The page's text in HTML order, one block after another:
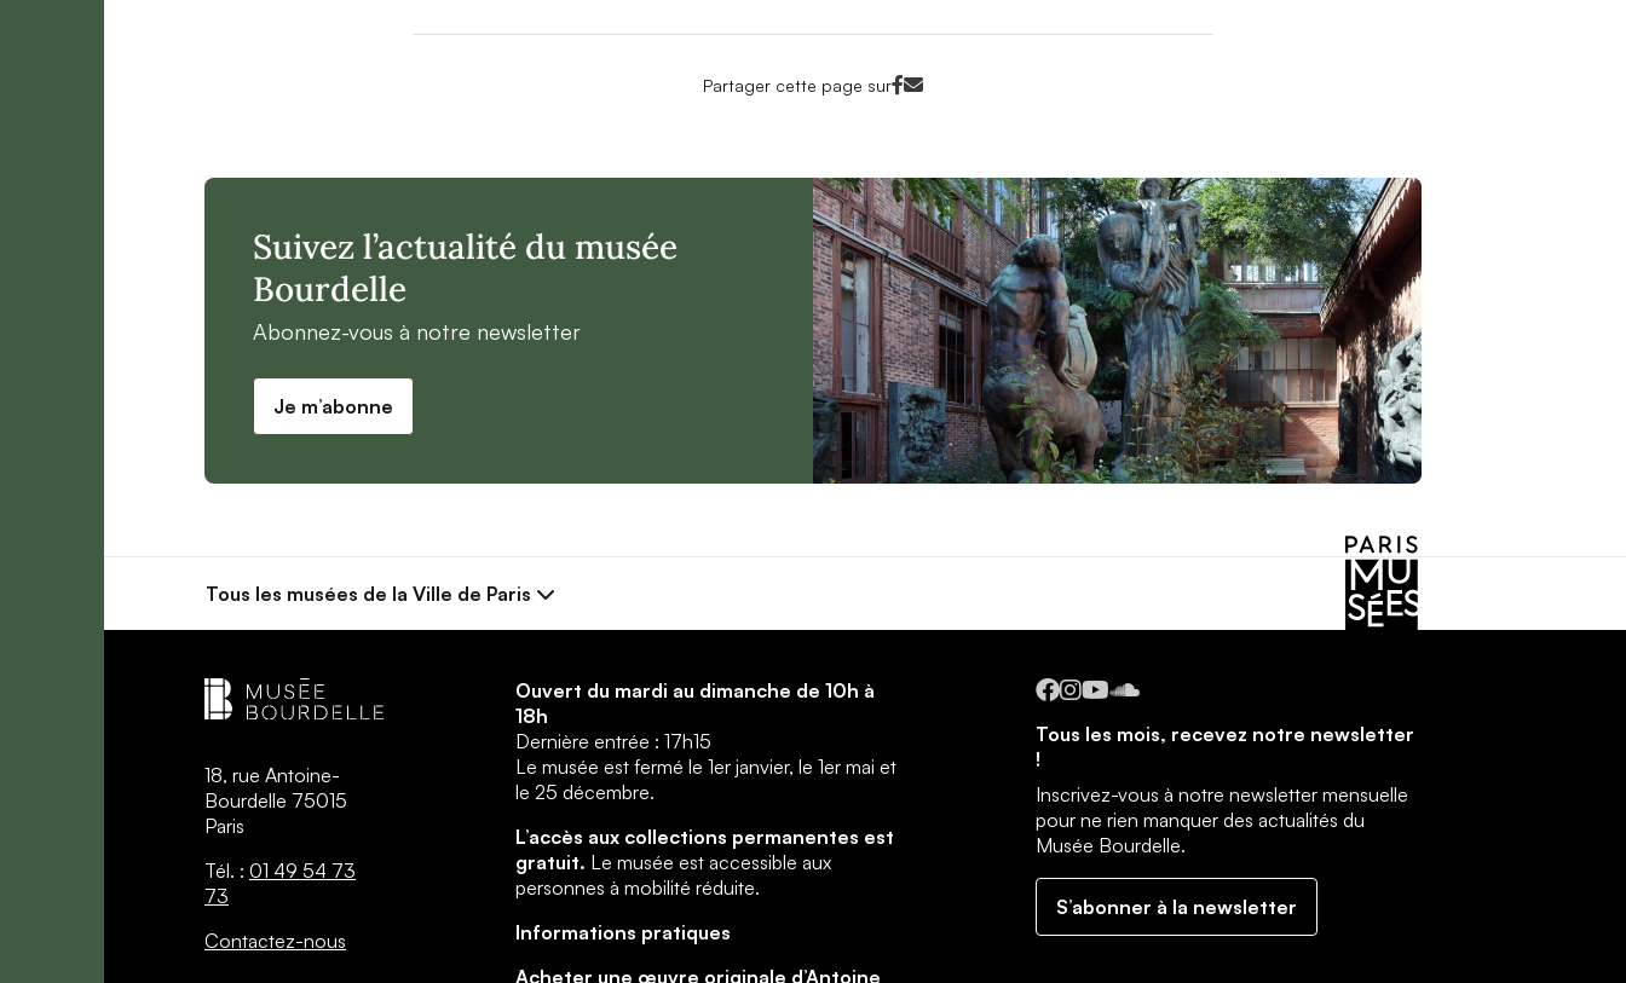
Partager cette page surFacebook<
Mail<
Suivez l’actualité du musée
Bourdelle
Abonnez-vous à notre newsletter
Je m’abonne
Tous les musées de la Ville de Paris
18, rue Antoine-
Bourdelle 75015
Paris
Tél. : 01 49 54 73
73
Contactez-nous
Ouvert du mardi au dimanche de 10h à
18h
Dernière entrée : 17h15
Le musée est fermé le 1er janvier, le 1er mai et
le 25 décembre.
L’accès aux collections permanentes est
gratuit. Le musée est accessible aux
personnes à mobilité réduite.
Informations pratiques
Acheter une œuvre originale d’Antoine
Facebook
Instagram
YouTube
SoundCloud
Tous les mois, recevez notre newsletter
!
Inscrivez-vous à notre newsletter mensuelle
pour ne rien manquer des actualités du
Musée Bourdelle.
S’abonner à la newsletter